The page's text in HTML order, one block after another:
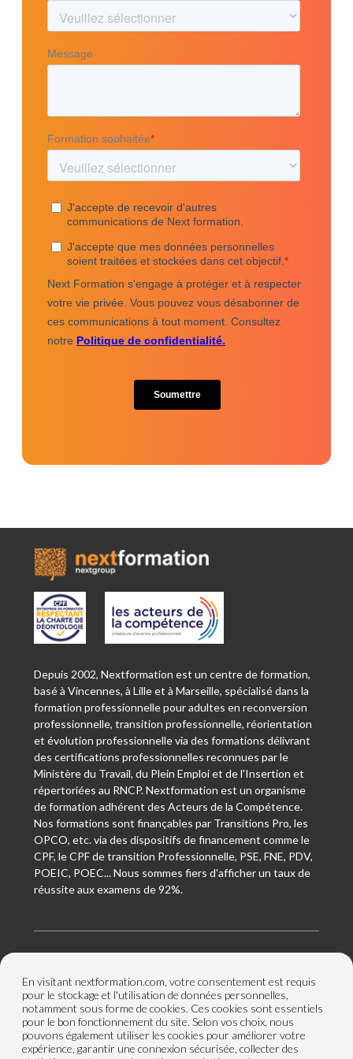
Depuis 2002, Nextformation est un centre de formation,
basé à Vincennes, à Lille et à Marseille, spécialisé dans la
formation professionnelle pour adultes en reconversion
professionnelle, transition professionnelle, réorientation
et évolution professionnelle via des formations délivrant
des certifications professionnelles reconnues par le
Ministère du Travail, du Plein Emploi et de l'Insertion et
répertoriées au RNCP. Nextformation est un organisme
de formation adhérent des Acteurs de la Compétence.
Nos formations sont finançables par Transitions Pro, les
OPCO, etc. via des dispositifs de financement comme le
CPF, le CPF de transition Professionnelle, PSE, FNE, PDV,
POEIC, POEC... Nous sommes fiers d'afficher un taux de
réussite aux examens de 92%.
Nos formations
En visitant nextformation.com, votre consentement est requis
pour le stockage et l'utilisation de données personnelles,
notamment sous forme de cookies. Ces cookies sont essentiels
pour le bon fonctionnement du site. Selon vos choix, nous
pouvons également utiliser les cookies pour améliorer votre
expérience, garantir une connexion sécurisée, collecter des